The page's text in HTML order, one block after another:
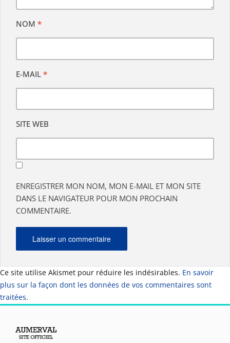
NOM *
E-MAIL *
SITE WEB
ENREGISTRER MON NOM, MON E-MAIL ET MON SITE
DANS LE NAVIGATEUR POUR MON PROCHAIN
COMMENTAIRE.
Ce site utilise Akismet pour réduire les indésirables. En savoir
plus sur la façon dont les données de vos commentaires sont
traitées.